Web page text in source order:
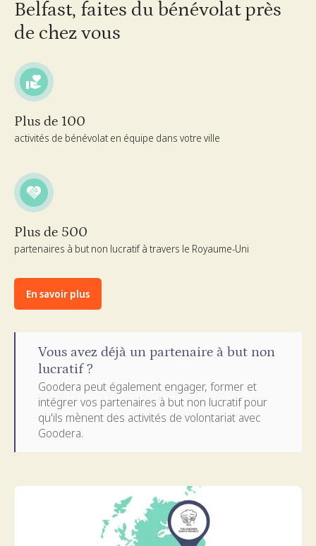
Belfast, faites du bénévolat près
de chez vous
Plus de 100
activités de bénévolat en équipe dans votre ville
Plus de 500
partenaires à but non lucratif à travers le Royaume-Uni
En savoir plus
Vous avez déjà un partenaire à but non
lucratif ?
Goodera peut également engager, former et
intégrer vos partenaires à but non lucratif pour
qu'ils mènent des activités de volontariat avec
Goodera.